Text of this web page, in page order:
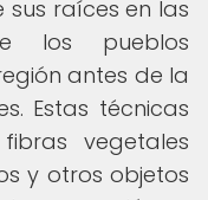
sus raíces en las
los pueblos
antes de la
Estas técnicas
vegetales
y otros objetos